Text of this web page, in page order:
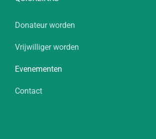
Donateur worden
Vrijwilliger worden
Evenementen
Contact